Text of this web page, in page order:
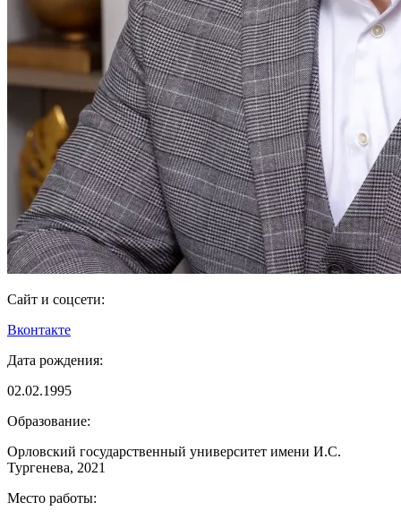
Сайт и соцсети:
Вконтакте
Дата рождения:
02.02.1995
Образование:
Орловский государственный университет имени И.С.
Тургенева, 2021
Место работы: